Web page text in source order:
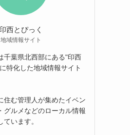
印西とぴっく
地域情報サイト
千葉県北西部にある"印西
特化した地域情報サイト
住む管理人が集めたイベン
グルメなどのローカル情報
います。